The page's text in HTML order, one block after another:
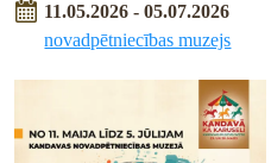
11.05.2026 - 05.07.2026
novadpētniecības muzejs